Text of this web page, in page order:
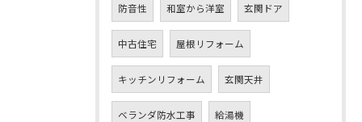
防音性 和室から洋室 玄関ドア
中古住宅 屋根リフォーム
キッチンリフォーム 玄関天井
ベランダ防水工事 給湯機